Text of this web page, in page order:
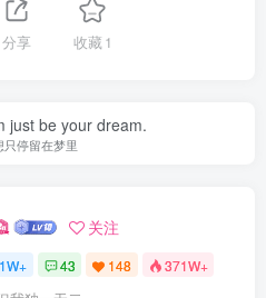
分享 收藏1
just be your dream.
只停留在梦里
关注
43 148 371W+